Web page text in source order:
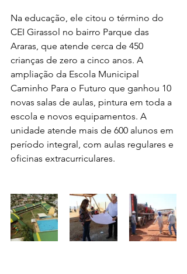
Na educação, ele citou o término do
CEI Girassol no bairro Parque das
Araras, que atende cerca de 450
crianças de zero a cinco anos. A
ampliação da Escola Municipal
Caminho Para o Futuro que ganhou 10
novas salas de aulas, pintura em toda a
escola e novos equipamentos. A
unidade atende mais de 600 alunos em
período integral, com aulas regulares e
oficinas extracurriculares.